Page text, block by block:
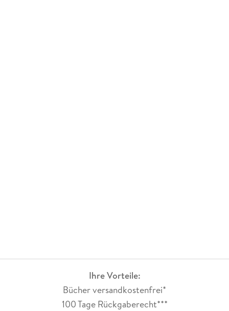
Ihre Vorteile:
Bücher versandkostenfrei*
100 Tage Rückgaberecht***